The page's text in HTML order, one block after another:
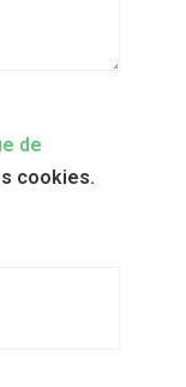
de
cookies.